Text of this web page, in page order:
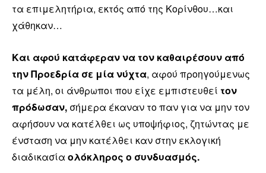
τα επιμελητήρια, εκτός από της Κορίνθου…και
χάθηκαν…
Και αφού κατάφεραν να τον καθαιρέσουν από
την Προεδρία σε μία νύχτα, αφού προηγούμενως
τα μέλη, οι άνθρωποι που είχε εμπιστευθεί τον
πρόδωσαν, σήμερα έκαναν το παν για να μην τον
αφήσουν να κατέλθει ως υποψήφιος, ζητώντας με
ένσταση να μην κατέλθει καν στην εκλογική
διαδικασία ολόκληρος ο συνδυασμός.